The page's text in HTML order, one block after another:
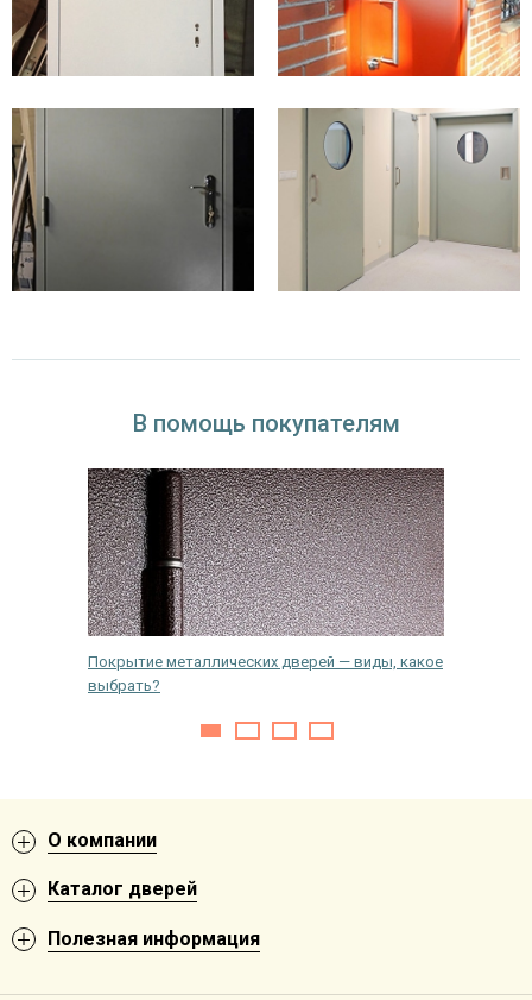
В помощь покупателям
Покрытие металлических дверей — виды, какое
выбрать?
О компании
Каталог дверей
Полезная информация